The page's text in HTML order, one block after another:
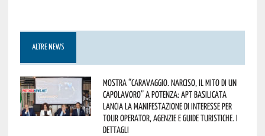
ALTRE NEWS
Mostra “Caravaggio. Narciso, il mito di un
capolavoro” a Potenza: APT Basilicata
lancia la manifestazione di interesse per
Tour Operator, Agenzie e Guide Turistiche. I
dettagli